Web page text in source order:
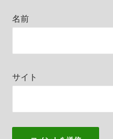
名前
サイト